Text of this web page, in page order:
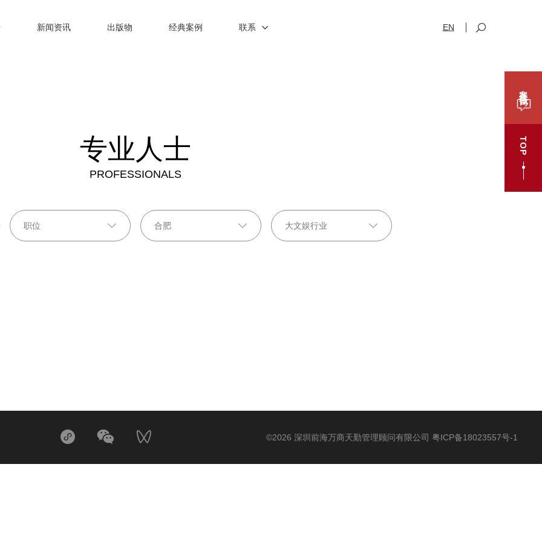
新闻资讯 出版物 经典案例 联系 EN
TOP
专业人士
PROFESSIONALS
©2026 深圳前海万商天勤管理顾问有限公司 粤ICP备18023557号-1